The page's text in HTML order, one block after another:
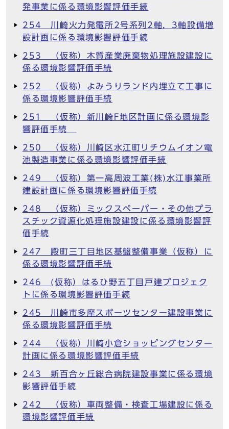
発事業に係る環境影響評価手続
254 川崎火力発電所2号系列2軸，3軸設備増
設計画に係る環境影響評価手続
253 （仮称）木質産業廃棄物処理施設建設に
係る環境影響評価手続
252 （仮称）よみうりランド内埋立て工事に
係る環境影響評価手続
251 （仮称）新川崎F地区計画に係る環境影
響評価手続
250 （仮称）川崎区水江町リチウムイオン電
池製造事業に係る環境影響評価手続
249 （仮称）第一高周波工業(株)水江事業所
建設計画に係る環境影響評価手続
248 （仮称）ミックスペーパー・その他プラ
スチック資源化処理施設建設に係る環境影響評
価手続
247 殿町三丁目地区基盤整備事業（仮称）に
係る環境影響評価手続
246 (仮称）はるひ野五丁目戸建プロジェク
トに係る環境影響評価手続
245 川崎市多摩スポーツセンター建設事業に
係る環境影響評価手続
244 （仮称）川崎小倉ショッピングセンター
計画に係る環境影響評価手続
243 新百合ヶ丘総合病院建設事業に係る環境
影響評価手続
242 （仮称）車両整備・検査工場建設に係る
環境影響評価手続